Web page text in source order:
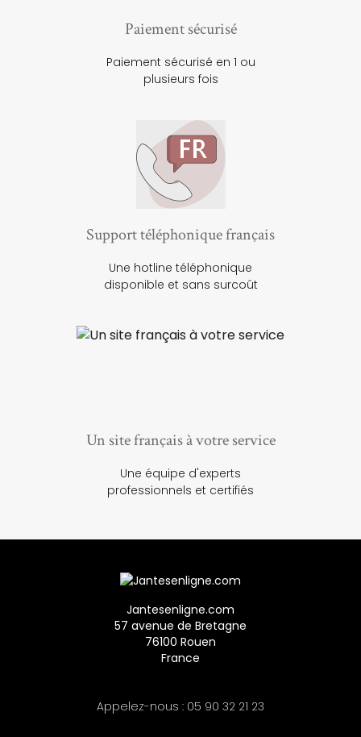
Paiement sécurisé
Paiement sécurisé en 1 ou
plusieurs fois
Support téléphonique français
Une hotline téléphonique
disponible et sans surcoût
Un site français à votre service
Une équipe d'experts
professionnels et certifiés
Jantesenligne.com
57 avenue de Bretagne
76100 Rouen
France
Appelez-nous : 05 90 32 21 23